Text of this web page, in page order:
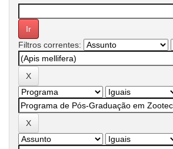
Filtros correntes: